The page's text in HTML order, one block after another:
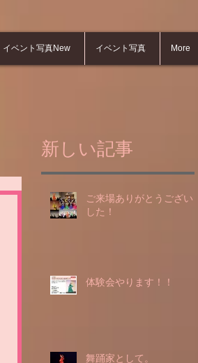
イベント写真New イベント写真 More
新しい記事
ご来場ありがとうございま
した！
体験会やります！！
舞踊家として。